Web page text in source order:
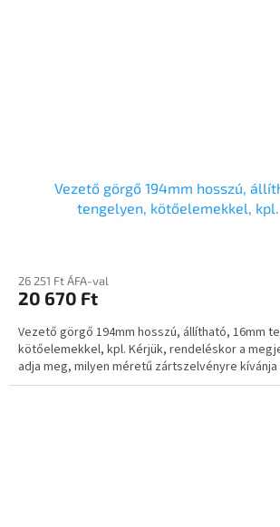
Vezető görgő 194mm hosszú,
tengelyen, kötőelemekkel, kpl.
26 251 Ft ÁFA-val
20 670 Ft
Vezető görgő 194mm hosszú, állítható, 16mm
kötőelemekkel, kpl. Kérjük, rendeléskor a
adja meg, milyen méretű zártszelvényre